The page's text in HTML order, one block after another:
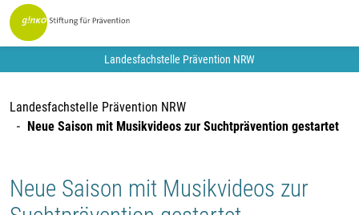
Landesfachstelle Prävention NRW
Landesfachstelle Prävention NRW
Neue Saison mit Musikvideos zur Suchtprävention gestartet
Neue Saison mit Musikvideos zur